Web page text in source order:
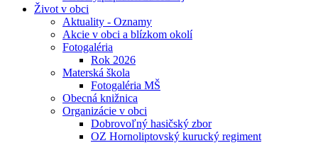
Život v obci
Aktuality - Oznamy
Akcie v obci a blízkom okolí
Fotogaléria
Rok 2026
Materská škola
Fotogaléria MŠ
Obecná knižnica
Organizácie v obci
Dobrovoľný hasičský zbor
OZ Hornoliptovský kurucký regiment